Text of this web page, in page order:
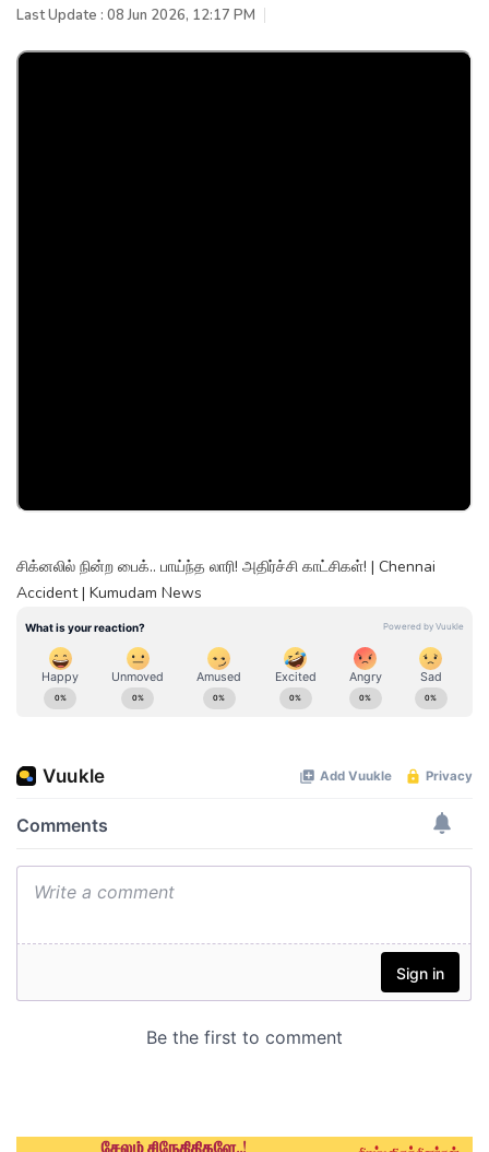
Last Update : 08 Jun 2026, 12:17 PM
சிக்னலில் நின்ற பைக்.. பாய்ந்த லாரி! அதிர்ச்சி காட்சிகள்! | Chennai
Accident | Kumudam News